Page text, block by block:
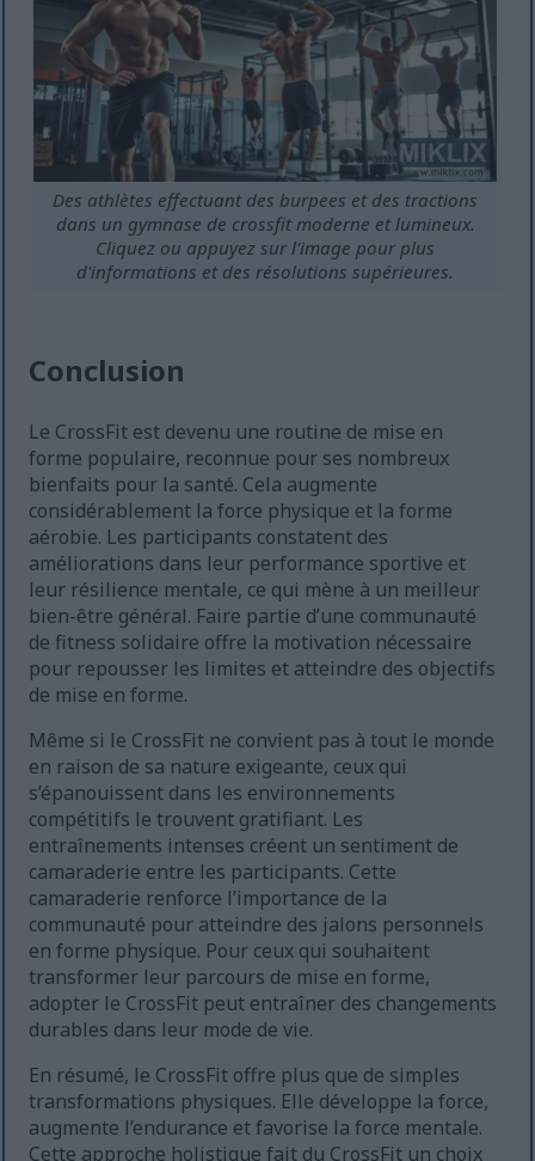
Des athlètes effectuant des burpees et des tractions
dans un gymnase de crossfit moderne et lumineux.
Cliquez ou appuyez sur l'image pour plus
d'informations et des résolutions supérieures.
Conclusion
Le CrossFit est devenu une routine de mise en
forme populaire, reconnue pour ses nombreux
bienfaits pour la santé. Cela augmente
considérablement la force physique et la forme
aérobie. Les participants constatent des
améliorations dans leur performance sportive et
leur résilience mentale, ce qui mène à un meilleur
bien-être général. Faire partie d’une communauté
de fitness solidaire offre la motivation nécessaire
pour repousser les limites et atteindre des objectifs
de mise en forme.
Même si le CrossFit ne convient pas à tout le monde
en raison de sa nature exigeante, ceux qui
s’épanouissent dans les environnements
compétitifs le trouvent gratifiant. Les
entraînements intenses créent un sentiment de
camaraderie entre les participants. Cette
camaraderie renforce l’importance de la
communauté pour atteindre des jalons personnels
en forme physique. Pour ceux qui souhaitent
transformer leur parcours de mise en forme,
adopter le CrossFit peut entraîner des changements
durables dans leur mode de vie.
En résumé, le CrossFit offre plus que de simples
transformations physiques. Elle développe la force,
augmente l’endurance et favorise la force mentale.
Cette approche holistique fait du CrossFit un choix